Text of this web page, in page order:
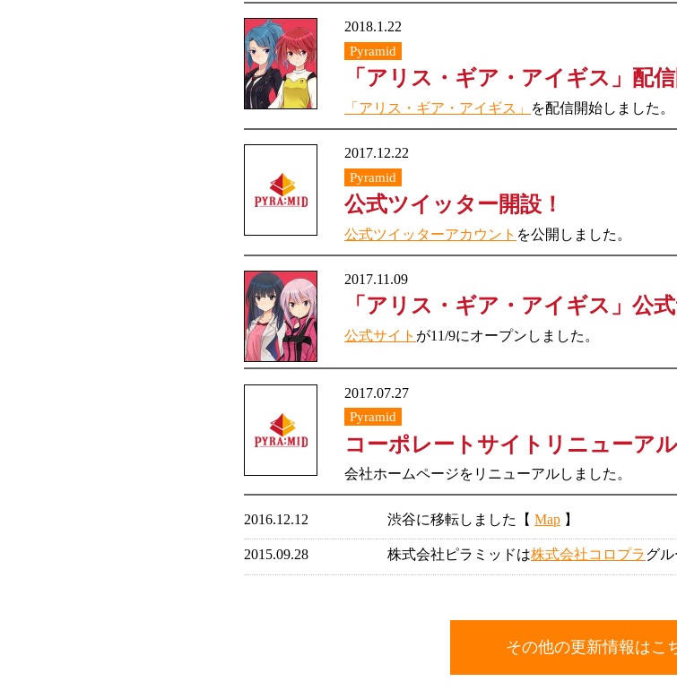
2018.1.22
Pyramid
「アリス・ギア・アイギス」配信
「アリス・ギア・アイギス」 を配信開始しました。
2017.12.22
Pyramid
公式ツイッター開設！
公式ツイッターアカウント を公開しました。
2017.11.09
「アリス・ギア・アイギス」公
公式サイト が11/9にオープンしました。
2017.07.27
Pyramid
コーポレートサイトリニューアル
会社ホームページをリニューアルしました。
2016.12.12 渋谷に移転しました【 Map 】
2015.09.28 株式会社ピラミッドは株式会社コロプラグ
その他の更新情報はこ